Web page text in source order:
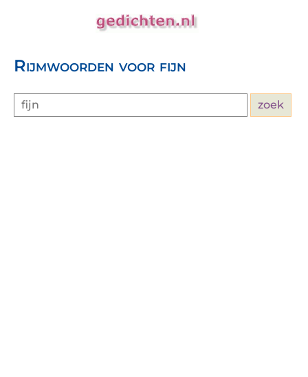
Rijmwoorden voor fijn